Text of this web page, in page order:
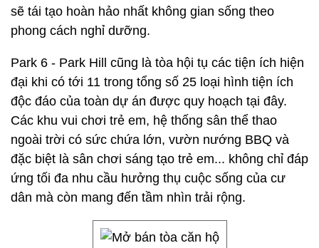
sẽ tái tạo hoàn hảo nhất không gian sống theo
phong cách nghỉ dưỡng.
Park 6 - Park Hill cũng là tòa hội tụ các tiện ích hiện
đại khi có tới 11 trong tổng số 25 loại hình tiện ích
độc đáo của toàn dự án được quy hoạch tại đây.
Các khu vui chơi trẻ em, hệ thống sân thể thao
ngoài trời có sức chứa lớn, vườn nướng BBQ và
đặc biệt là sân chơi sáng tạo trẻ em... không chỉ đáp
ứng tối đa nhu cầu hưởng thụ cuộc sống của cư
dân mà còn mang đến tầm nhìn trải rộng.